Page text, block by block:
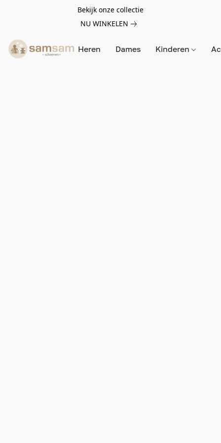
Bekijk onze collectie
NU WINKELEN
Heren Dames Kinderen